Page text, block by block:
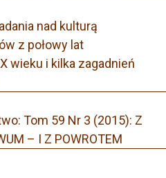
nad kulturą
z połowy lat
wieku i kilka zagadnień
Tom 59 Nr 3 (2015): Z
– I Z POWROTEM